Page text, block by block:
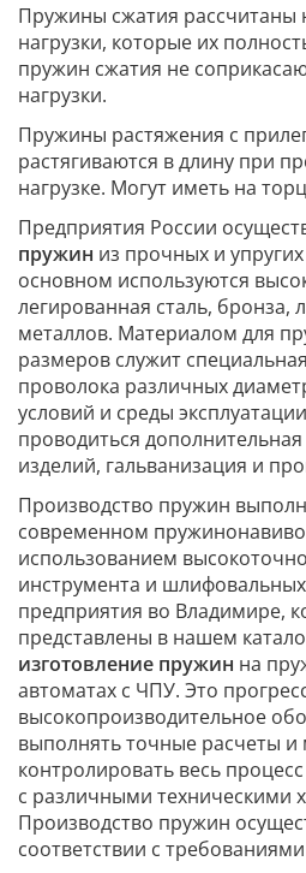
Пружины сжатия рассчитаны
нагрузки, которые их
пружин сжатия не
нагрузки.
Пружины растяжения с
растягиваются в длину при
нагрузке. Могут иметь на
Предприятия России
пружин из прочных и
основном используются
легированная сталь, бронза,
металлов. Материалом для
размеров служит
проволока различных
условий и среды
проводиться
изделий, гальванизация и
Производство пружин
современном
использованием
инструмента и
предприятия во Владимире,
представлены в нашем
изготовление пружин на
автоматах с ЧПУ. Это
высокопроизводительное
выполнять точные расчеты и
контролировать весь
с различными техническими
Производство пружин
соответствии с